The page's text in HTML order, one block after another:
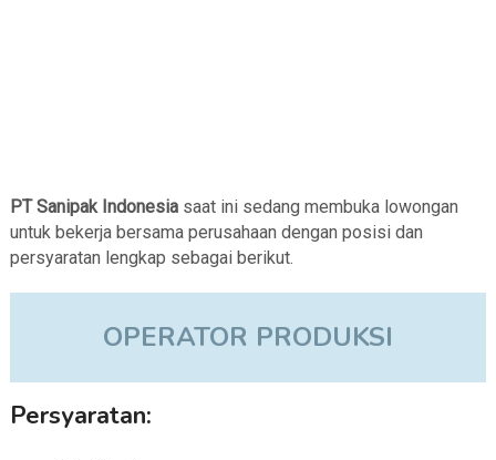
PT Sanipak Indonesia saat ini sedang membuka lowongan
untuk bekerja bersama perusahaan dengan posisi dan
persyaratan lengkap sebagai berikut.
OPERATOR PRODUKSI
Persyaratan: